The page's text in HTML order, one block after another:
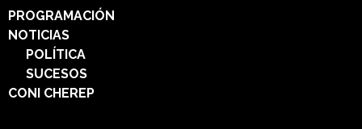
PROGRAMACIÓN
NOTICIAS
POLÍTICA
SUCESOS
CONI CHEREP